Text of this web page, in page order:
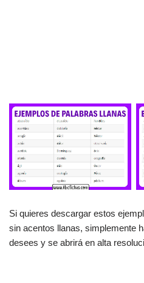
Si quieres descargar estos
sin acentos llanas, simplemente
desees y se abrirá en alta